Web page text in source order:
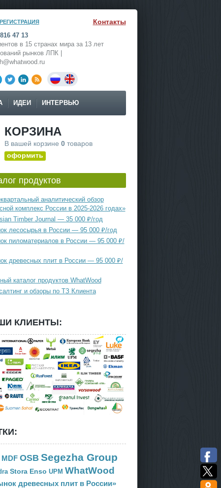
РЕГИСТРАЦИЯ Контакты
47 13
в 15 странах мира за 13 лет
рынков ЛПК |
ИДЕИ ИНТЕРВЬЮ
КОРЗИНА
В вашей корзине 0товаров
оформить
продуктов
аналитический обзор
комплекс России в 2025-2026 годах»
Timber Journal — 35 000 ₽/год
лесосырья в России — 95 000 ₽/год
пиломатериалов в России — 95 000 ₽/
древесных плит в России — 95 000 ₽/
каталог продуктов WhatWood
и обзоры по ТЗ Клиента
КЛИЕНТЫ:
MDF OSB Segezha Group
Stora Enso UPM WhatWood
древесных плит в России»